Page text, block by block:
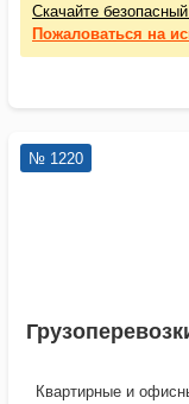
Скачайте
Пожаловаться на
№ 1220
Квартирные и